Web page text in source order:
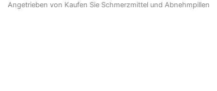
Angetrieben von Kaufen Sie Schmerzmittel und Abnehmpillen